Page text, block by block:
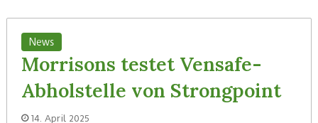
News
Morrisons testet Vensafe-
Abholstelle von Strongpoint
14. April 2025